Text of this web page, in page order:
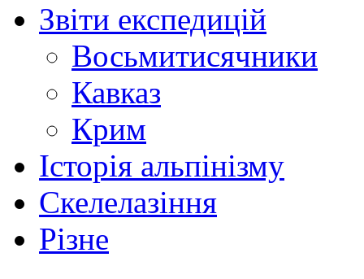
Звіти експедицій
Восьмитисячники
Кавказ
Крим
Історія альпінізму
Скелелазіння
Різне